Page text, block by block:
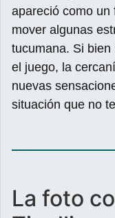
apareció como un
mover algunas
tucumana. Si
el juego, la
nuevas
situación que no
La foto